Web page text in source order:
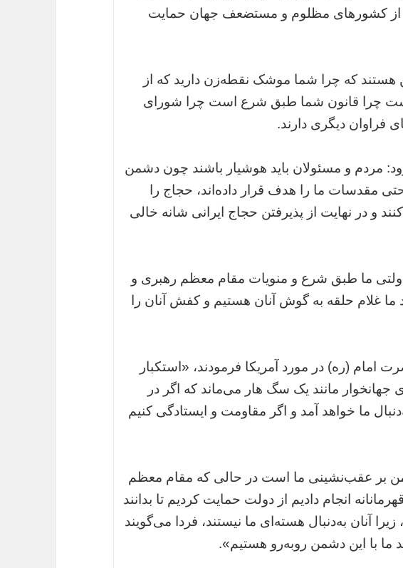
ما از کشورهای مظلوم و مستضعف جهان حمایت
هستند که چرا شما موشک نقطه‌زن دارید که از
است چرا قانون شما طبق شرع است چرا شورای
فراوان دیگری دارند.
مردم و مسئولان باید هوشیار باشند چون دشمن
مقدسات ما را هدف قرار داده‌اند، حجاج را
و در نهایت از پذیرفتن حجاج ایرانی شانه خالی
ما طبق شرع و منویات مقام معظم رهبری و
غلام حلقه به گوش آنان هستیم و کفش آنان را
(ره) در مورد آمریکا فرمودند، «استکبار
جهانخوار مانند یک سگ هار می‌ماند که اگر در
ما خواهد آمد و اگر مقاومت و ایستادگی کنیم
بر عقب‌نشینی ما است در حالی که مقام معظم
انجام دادیم از دولت حمایت کردیم تا بدانند
آنان به‌دنبال هسته‌ای ما نیستند، فردا می‌گویند
ما با این دشمن روبه‌رو هستیم».